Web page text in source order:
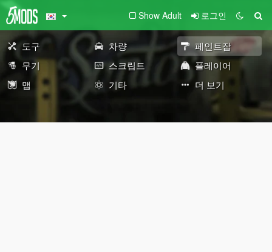
Show Adult 로그인
도구 차량
페인트잡
무기
스크립트
플레이어
맵
기타 더 보기